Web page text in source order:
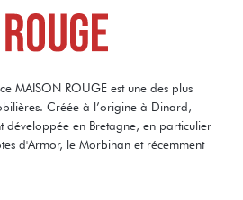
MAISON ROUGE est une des plus
Créée à l’origine à Dinard,
développée en Bretagne, en particulier
d'Armor, le Morbihan et récemment